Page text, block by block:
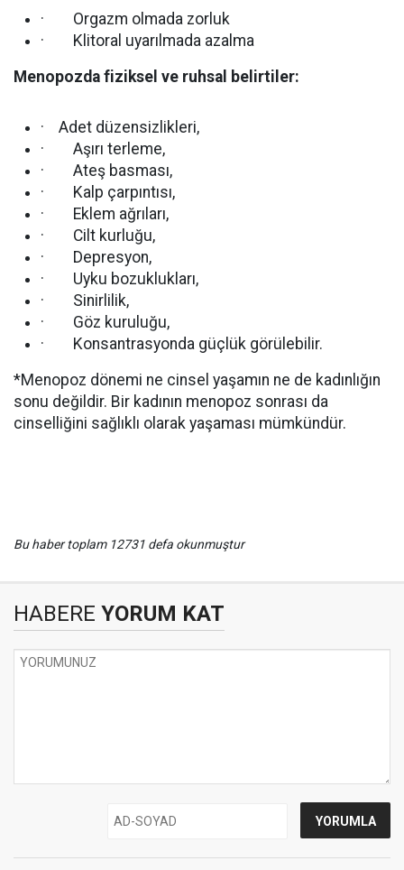
· Orgazm olmada zorluk
· Klitoral uyarılmada azalma
Menopozda fiziksel ve ruhsal belirtiler:
· Adet düzensizlikleri,
· Aşırı terleme,
· Ateş basması,
· Kalp çarpıntısı,
· Eklem ağrıları,
· Cilt kurluğu,
· Depresyon,
· Uyku bozuklukları,
· Sinirlilik,
· Göz kuruluğu,
· Konsantrasyonda güçlük görülebilir.
*Menopoz dönemi ne cinsel yaşamın ne de kadınlığın
sonu değildir. Bir kadının menopoz sonrası da
cinselliğini sağlıklı olarak yaşaması mümkündür.
Bu haber toplam 12731 defa okunmuştur
HABERE YORUM KAT